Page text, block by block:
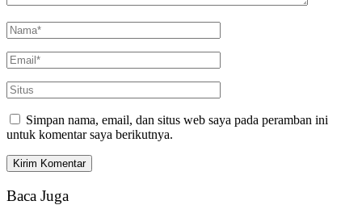
Simpan nama, email, dan situs web saya pada peramban ini
untuk komentar saya berikutnya.
Baca Juga